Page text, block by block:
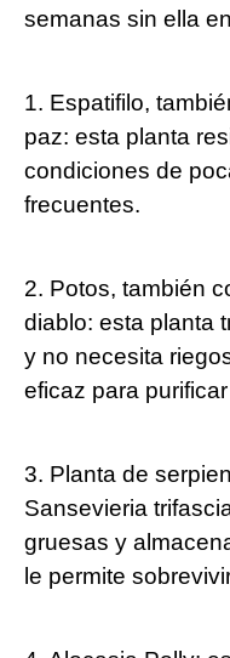
semanas sin ella
1. Espatifilo,
paz: esta planta
condiciones de
frecuentes.
2. Potos, también
diablo: esta planta
y no necesita
eficaz para
3. Planta de
Sansevieria
gruesas y
le permite